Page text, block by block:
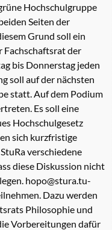
Hochschulgruppe
Seiten der
Grund soll ein
Fachschaftsrat der
bis Donnerstag jeden
soll auf der nächsten
statt. Auf dem Podium
Es soll eine
Hochschulgesetz
sich kurzfristige
verschiedene
diese Diskussion nicht
hopo@stura.tu-
Dazu werden
Philosophie und
Vorbereitungen dafür